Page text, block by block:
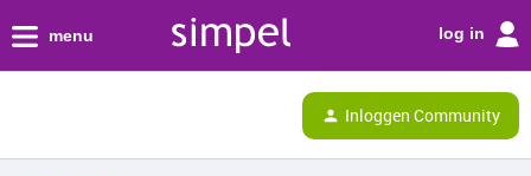
menu log in
Inloggen Community